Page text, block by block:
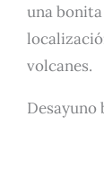
una
volcanes.